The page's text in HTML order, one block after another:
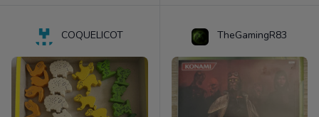
COQUELICOT TheGamingR83